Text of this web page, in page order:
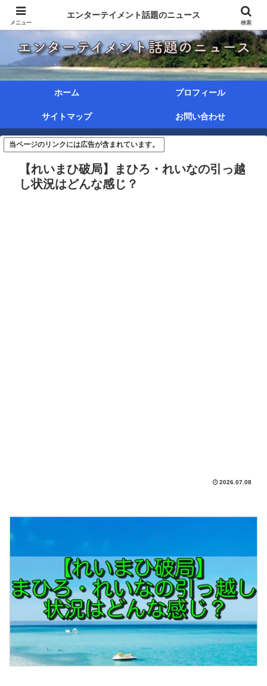
ホーム プロフィール
サイトマップ お問い合わせ
当ページのリンクには広告が含まれています。
【れいまひ破局】まひろ・れいなの引っ越
し状況はどんな感じ？
2026.07.08
メニュー
エンターテイメント話題のニュース
検索